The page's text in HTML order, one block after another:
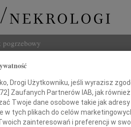
pogrzebowy
Drogi Użytkowniku, jeśli wyrazisz
] Zaufanych Partnerów IAB, jak
Twoje dane osobowe takie jak
w tych plikach do celów
zainteresowań i preferencji w